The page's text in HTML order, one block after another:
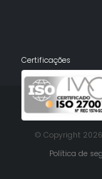
Certificações
© Copyright
Política de